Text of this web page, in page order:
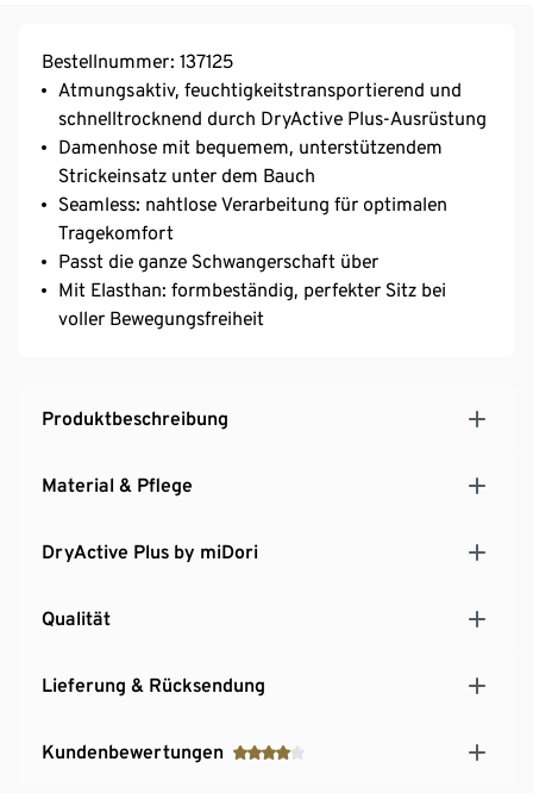
Bestellnummer: 137125
Atmungsaktiv, feuchtigkeitstransportierend und
schnelltrocknend durch DryActive Plus-Ausrüstung
Damenhose mit bequemem, unterstützendem
Strickeinsatz unter dem Bauch
Seamless: nahtlose Verarbeitung für optimalen
Tragekomfort
Passt die ganze Schwangerschaft über
Mit Elasthan: formbeständig, perfekter Sitz bei
voller Bewegungsfreiheit
Produktbeschreibung
Material & Pflege
DryActive Plus by miDori
Qualität
Lieferung & Rücksendung
Kundenbewertungen